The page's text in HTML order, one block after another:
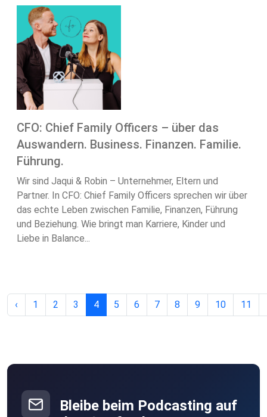
CFO: Chief Family Officers – über das
Auswandern. Business. Finanzen. Familie.
Führung.
Wir sind Jaqui & Robin – Unternehmer, Eltern und
Partner. In CFO: Chief Family Officers sprechen wir über
das echte Leben zwischen Familie, Finanzen, Führung
und Beziehung. Wie bringt man Karriere, Kinder und
Liebe in Balance...
‹ 1 2 3 4 5 6 7 8 9 10 11
Bleibe beim Podcasting auf